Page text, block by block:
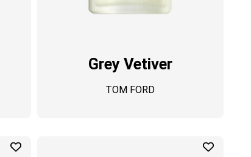
Grey Vetiver
TOM FORD